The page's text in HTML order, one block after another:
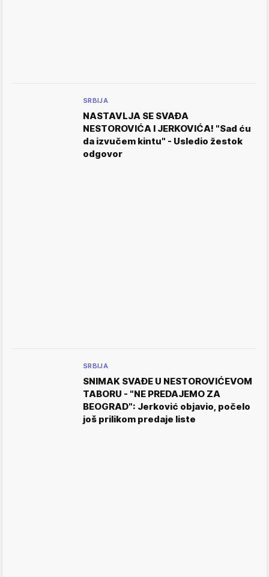
SRBIJA
NASTAVLJA SE SVAĐA
NESTOROVIĆA I JERKOVIĆA! "Sad ću
da izvučem kintu" - Usledio žestok
odgovor
SRBIJA
SNIMAK SVAĐE U NESTOROVIĆEVOM
TABORU - "NE PREDAJEMO ZA
BEOGRAD": Jerković objavio, počelo
još prilikom predaje liste